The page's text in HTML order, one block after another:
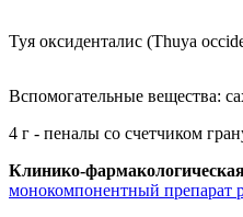
Туя оксиденталис (Thuya
Вспомогательные вещества:
4 г - пеналы со счетчиком
Клинико-
монокомпонентный препарат